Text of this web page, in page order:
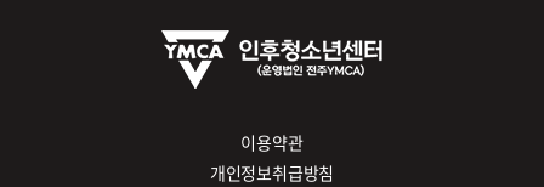
이용약관
개인정보취급방침